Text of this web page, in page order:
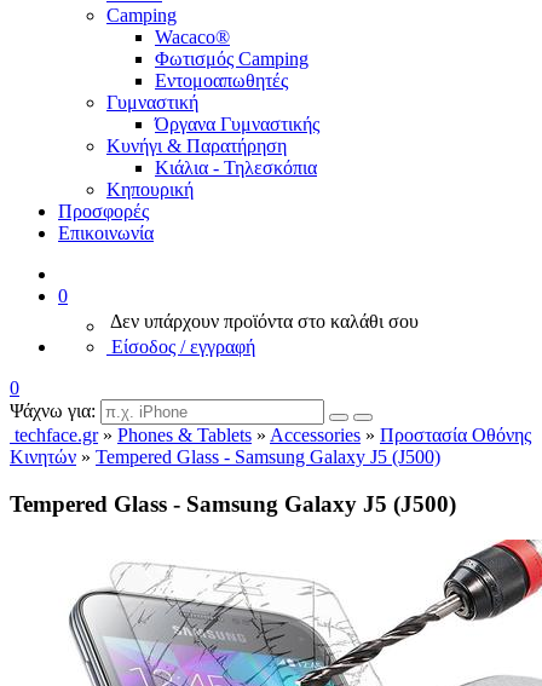
Camping
Wacaco®
Φωτισμός Camping
Εντομοαπωθητές
Γυμναστική
Όργανα Γυμναστικής
Κυνήγι & Παρατήρηση
Κιάλια - Τηλεσκόπια
Κηπουρική
Προσφορές
Επικοινωνία
0
Δεν υπάρχουν προϊόντα στο καλάθι σου
Είσοδος / εγγραφή
0
Ψάχνω για:
techface.gr» Phones & Tablets » Accessories » Προστασία Οθόνης
Κινητών » Tempered Glass - Samsung Galaxy J5 (J500)
Tempered Glass - Samsung Galaxy J5 (J500)